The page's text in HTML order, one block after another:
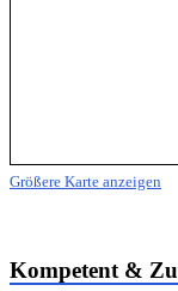
Größere Karte anzeigen
Kompetent &